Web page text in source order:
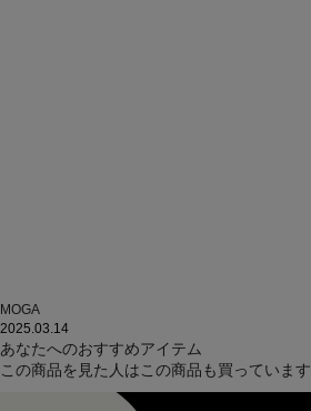
MOGA
2025.03.14
あなたへのおすすめアイテム
この商品を見た人はこの商品も買っています